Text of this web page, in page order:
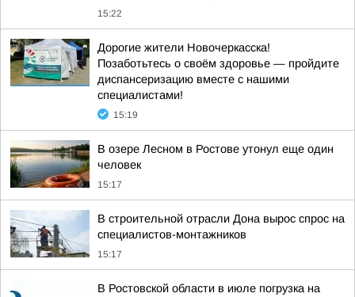
15:22
Дорогие жители Новочеркасска!
Позаботьтесь о своём здоровье — пройдите
диспансеризацию вместе с нашими
специалистами!
15:19
В озере Лесном в Ростове утонул еще один
человек
15:17
В строительной отрасли Дона вырос спрос на
специалистов-монтажников
15:17
В Ростовской области в июле погрузка на